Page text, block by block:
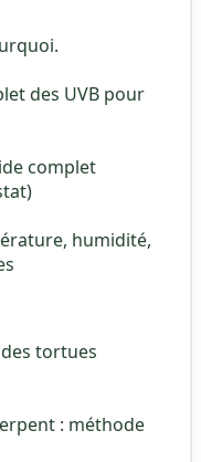
des UVB pour
complet
humidité,
tortues
: méthode